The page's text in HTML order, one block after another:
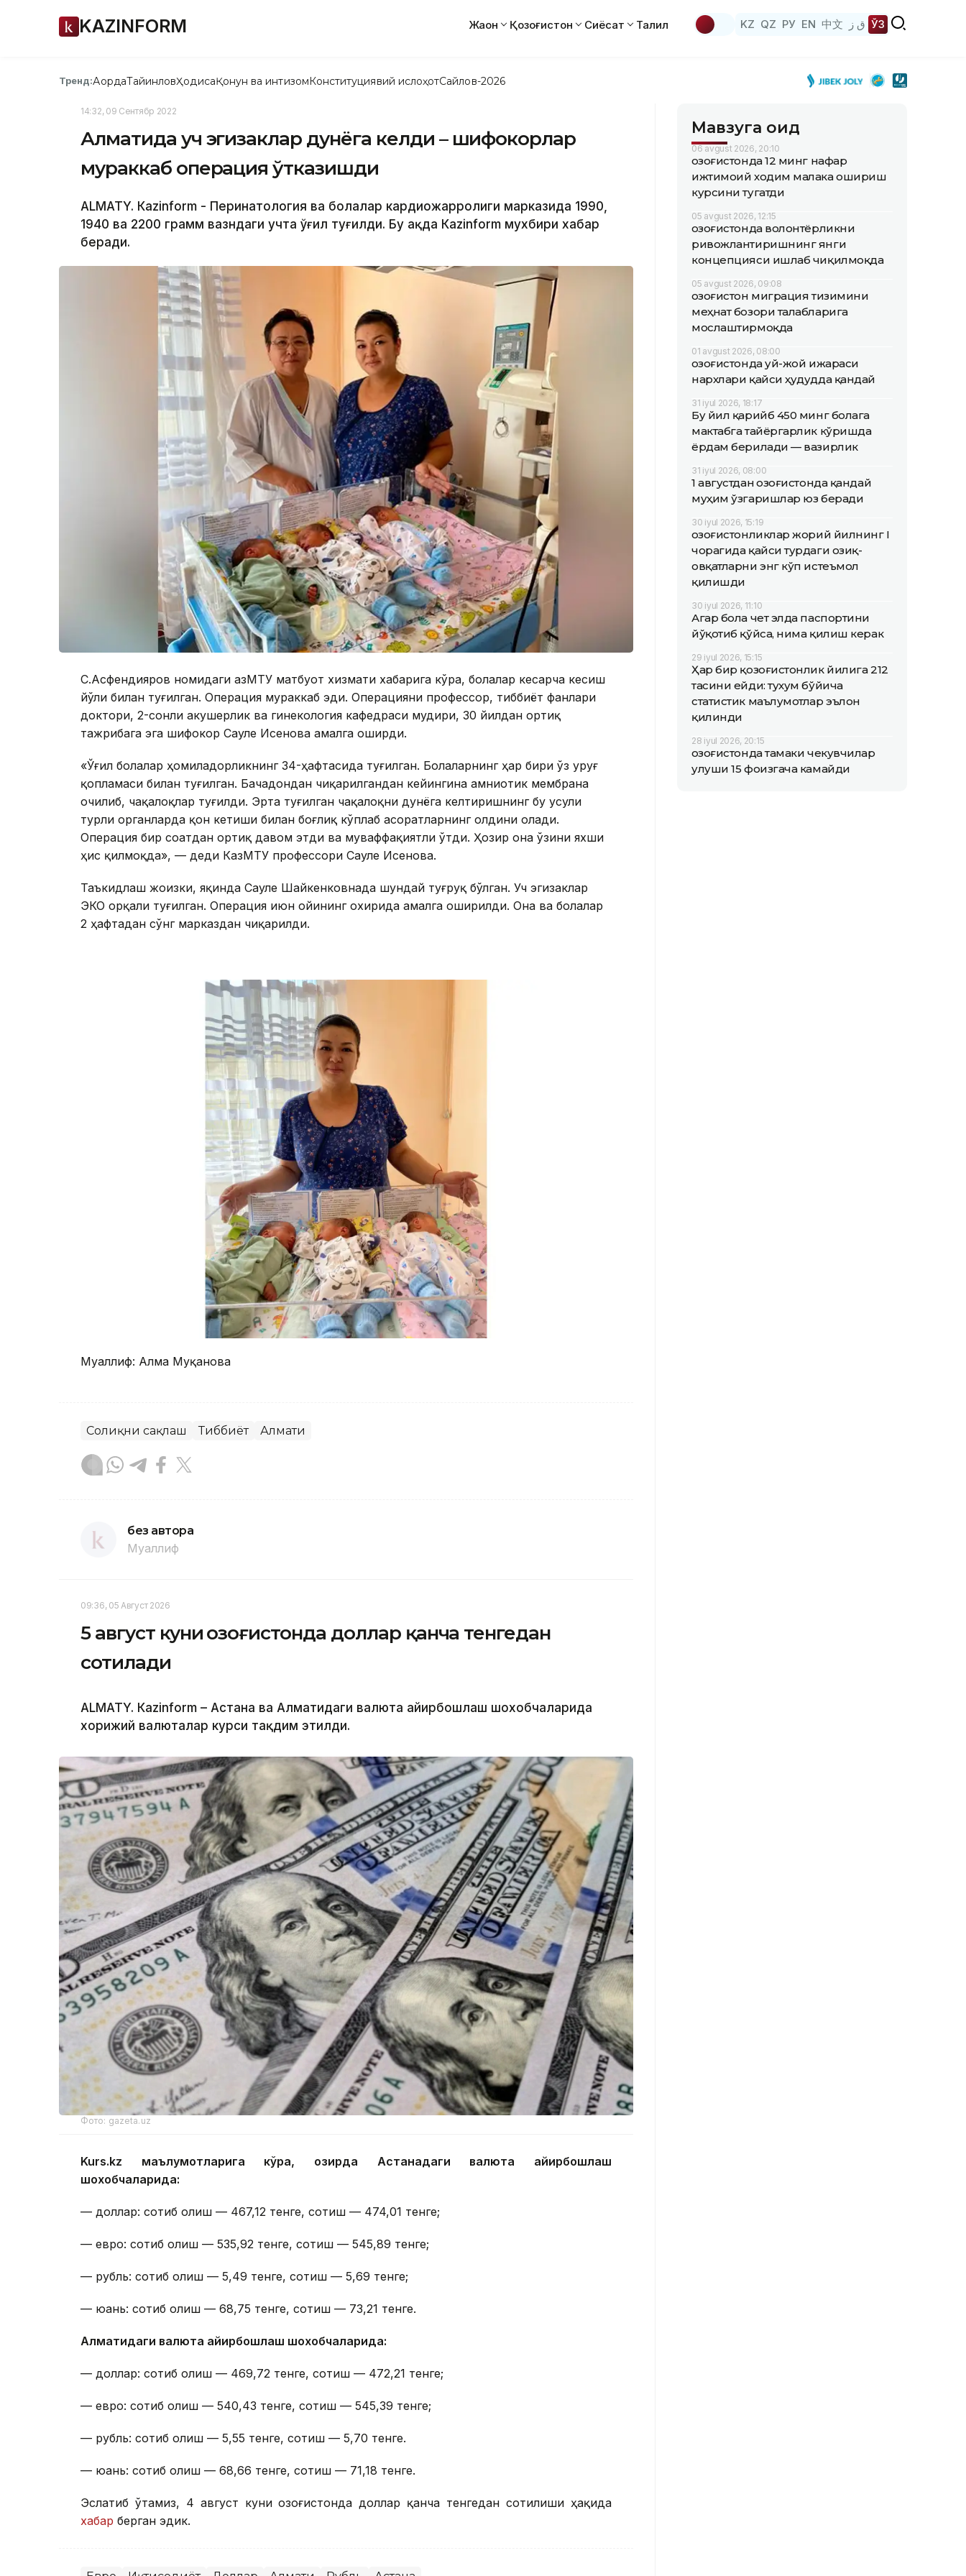
KAZINFORM Жаҳон Қозоғистон Сиёсат Таҳлил KZ QZ РУ EN 中文 ق ز ЎЗ
Тренд:АқордаТайинловҲодисаҚонун ва интизомКонституциявий ислоҳотСайлов-2026
14:32, 09 Сентябр 2022
Алматида уч эгизаклар дунёга келди – шифокорлар
мураккаб операция ўтказишди
ALMATY. Кazinform - Перинатология ва болалар кардиожарроҳлиги марказида 1990,
1940 ва 2200 грамм вазндаги учта ўғил туғилди. Бу ҳақда Кazinform мухбири хабар
беради.
С.Асфендияров номидаги ҚазМТУ матбуот хизмати хабарига кўра, болалар кесарча кесиш
йўли билан туғилган. Операция мураккаб эди. Операцияни профессор, тиббиёт фанлари
доктори, 2-сонли акушерлик ва гинекология кафедраси мудири, 30 йилдан ортиқ
тажрибага эга шифокор Сауле Исенова амалга оширди.
«Ўғил болалар ҳомиладорликнинг 34-ҳафтасида туғилган. Болаларнинг ҳар бири ўз уруғ
қопламаси билан туғилган. Бачадондан чиқарилгандан кейингина амниотик мембрана
очилиб, чақалоқлар туғилди. Эрта туғилган чақалоқни дунёга келтиришнинг бу усули
турли органларда қон кетиши билан боғлиқ кўплаб асоратларнинг олдини олади.
Операция бир соатдан ортиқ давом этди ва муваффақиятли ўтди. Ҳозир она ўзини яхши
ҳис қилмоқда», — деди КазМТУ профессори Сауле Исенова.
Таъкидлаш жоизки, яқинда Сауле Шайкенковнада шундай туғруқ бўлган. Уч эгизаклар
ЭКО орқали туғилган. Операция июн ойининг охирида амалга оширилди. Она ва болалар
2 ҳафтадан сўнг марказдан чиқарилди.
Муаллиф: Алма Муқанова
Соғлиқни сақлаш Тиббиёт Алмати
без автора
Муаллиф
09:36, 05 Август 2026
5 август куни Қозоғистонда доллар қанча тенгедан
сотилади
ALMATY. Кazinform – Астана ва Алматидаги валюта айирбошлаш шохобчаларида
хорижий валюталар курси тақдим этилди.
Фото: gazeta.uz
Kurs.kz маълумотларига кўра, ҳозирда Астанадаги валюта айирбошлаш
шохобчаларида:
— доллар: сотиб олиш — 467,12 тенге, сотиш — 474,01 тенге;
— евро: сотиб олиш — 535,92 тенге, сотиш — 545,89 тенге;
— рубль: сотиб олиш — 5,49 тенге, сотиш — 5,69 тенге;
— юань: сотиб олиш — 68,75 тенге, сотиш — 73,21 тенге.
Алматидаги валюта айирбошлаш шохобчаларида:
— доллар: сотиб олиш — 469,72 тенге, сотиш — 472,21 тенге;
— евро: сотиб олиш — 540,43 тенге, сотиш — 545,39 тенге;
— рубль: сотиб олиш — 5,55 тенге, сотиш — 5,70 тенге.
— юань: сотиб олиш — 68,66 тенге, сотиш — 71,18 тенге.
Эслатиб ўтамиз, 4 август куни Қозоғистонда доллар қанча тенгедан сотилиши ҳақида
хабар берган эдик.
Мавзуга оид
06 avgust 2026, 20:10
Қозоғистонда 12 минг нафар
ижтимоий ходим малака ошириш
курсини тугатди
05 avgust 2026, 12:15
Қозоғистонда волонтёрликни
ривожлантиришнинг янги
концепцияси ишлаб чиқилмоқда
05 avgust 2026, 09:08
Қозоғистон миграция тизимини
меҳнат бозори талабларига
мослаштирмоқда
01 avgust 2026, 08:00
Қозоғистонда уй-жой ижараси
нархлари қайси ҳудудда қандай
31 iyul 2026, 18:17
Бу йил қарийб 450 минг болага
мактабга тайёргарлик кўришда
ёрдам берилади — вазирлик
31 iyul 2026, 08:00
1 августдан Қозоғистонда қандай
муҳим ўзгаришлар юз беради
30 iyul 2026, 15:19
Қозоғистонликлар жорий йилнинг I
чорагида қайси турдаги озиқ-
овқатларни энг кўп истеъмол
қилишди
30 iyul 2026, 11:10
Агар бола чет элда паспортини
йўқотиб қўйса, нима қилиш керак
29 iyul 2026, 15:15
Ҳар бир қозоғистонлик йилига 212
тасини ейди: тухум бўйича
статистик маълумотлар эълон
қилинди
28 iyul 2026, 20:15
Қозоғистонда тамаки чекувчилар
улуши 15 фоизгача камайди